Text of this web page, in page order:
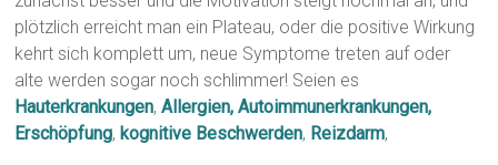
plötzlich erreicht man ein Plateau, oder die positive Wirkung
kehrt sich komplett um, neue Symptome treten auf oder
alte werden sogar noch schlimmer! Seien es
Hauterkrankungen,Allergien, Autoimmunerkrankungen,
Erschöpfung,kognitive Beschwerden, Reizdarm,